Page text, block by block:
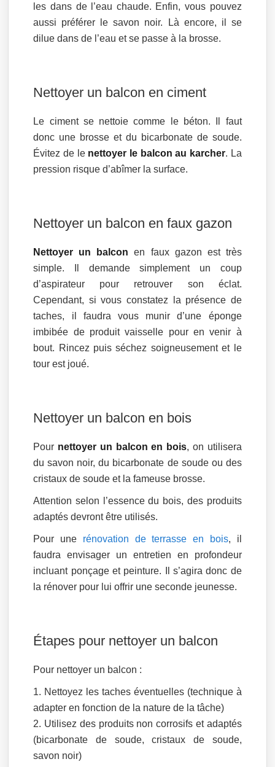
les dans de l’eau chaude. Enfin, vous pouvez
aussi préférer le savon noir. Là encore, il se
dilue dans de l’eau et se passe à la brosse.
Nettoyer un balcon en ciment
Le ciment se nettoie comme le béton. Il faut
donc une brosse et du bicarbonate de soude.
Évitez de le nettoyer le balcon au karcher. La
pression risque d’abîmer la surface.
Nettoyer un balcon en faux gazon
Nettoyer un balcon en faux gazon est très
simple. Il demande simplement un coup
d’aspirateur pour retrouver son éclat.
Cependant, si vous constatez la présence de
taches, il faudra vous munir d’une éponge
imbibée de produit vaisselle pour en venir à
bout. Rincez puis séchez soigneusement et le
tour est joué.
Nettoyer un balcon en bois
Pour nettoyer un balcon en bois, on utilisera
du savon noir, du bicarbonate de soude ou des
cristaux de soude et la fameuse brosse.
Attention selon l’essence du bois, des produits
adaptés devront être utilisés.
Pour une rénovation de terrasse en bois, il
faudra envisager un entretien en profondeur
incluant ponçage et peinture. Il s’agira donc de
la rénover pour lui offrir une seconde jeunesse.
Étapes pour nettoyer un balcon
Pour nettoyer un balcon :
Nettoyez les taches éventuelles (technique à
adapter en fonction de la nature de la tâche)
Utilisez des produits non corrosifs et adaptés
(bicarbonate de soude, cristaux de soude,
savon noir)